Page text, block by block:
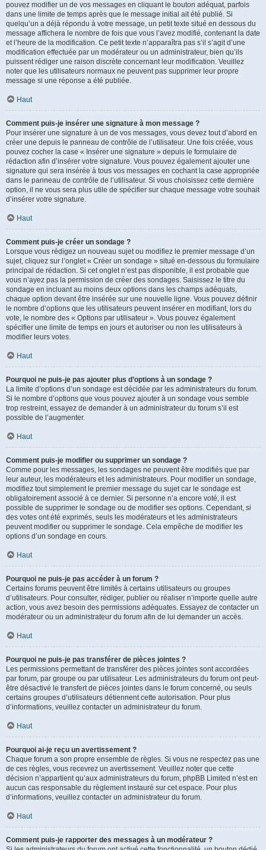
pouvez modifier un de vos messages en cliquant le bouton adéquat, parfois
dans une limite de temps après que le message initial ait été publié. Si
quelqu’un a déjà répondu à votre message, un petit texte situé en dessous du
message affichera le nombre de fois que vous l’avez modifié, contenant la date
et l’heure de la modification. Ce petit texte n’apparaîtra pas s’il s’agit d’une
modification effectuée par un modérateur ou un administrateur, bien qu’ils
puissent rédiger une raison discrète concernant leur modification. Veuillez
noter que les utilisateurs normaux ne peuvent pas supprimer leur propre
message si une réponse a été publiée.
Haut
Comment puis-je insérer une signature à mon message ?
Pour insérer une signature à un de vos messages, vous devez tout d’abord en
créer une depuis le panneau de contrôle de l’utilisateur. Une fois créée, vous
pouvez cocher la case « Insérer une signature » depuis le formulaire de
rédaction afin d’insérer votre signature. Vous pouvez également ajouter une
signature qui sera insérée à tous vos messages en cochant la case appropriée
dans le panneau de contrôle de l’utilisateur. Si vous choisissez cette dernière
option, il ne vous sera plus utile de spécifier sur chaque message votre souhait
d’insérer votre signature.
Haut
Comment puis-je créer un sondage ?
Lorsque vous rédigez un nouveau sujet ou modifiez le premier message d’un
sujet, cliquez sur l’onglet « Créer un sondage » situé en-dessous du formulaire
principal de rédaction. Si cet onglet n’est pas disponible, il est probable que
vous n’ayez pas la permission de créer des sondages. Saisissez le titre du
sondage en incluant au moins deux options dans les champs adéquats,
chaque option devant être insérée sur une nouvelle ligne. Vous pouvez définir
le nombre d’options que les utilisateurs peuvent insérer en modifiant, lors du
vote, le nombre des « Options par utilisateur ». Vous pouvez également
spécifier une limite de temps en jours et autoriser ou non les utilisateurs à
modifier leurs votes.
Haut
Pourquoi ne puis-je pas ajouter plus d’options à un sondage ?
La limite d’options d’un sondage est décidée par les administrateurs du forum.
Si le nombre d’options que vous pouvez ajouter à un sondage vous semble
trop restreint, essayez de demander à un administrateur du forum s’il est
possible de l’augmenter.
Haut
Comment puis-je modifier ou supprimer un sondage ?
Comme pour les messages, les sondages ne peuvent être modifiés que par
leur auteur, les modérateurs et les administrateurs. Pour modifier un sondage,
modifiez tout simplement le premier message du sujet car le sondage est
obligatoirement associé à ce dernier. Si personne n’a encore voté, il est
possible de supprimer le sondage ou de modifier ses options. Cependant, si
des votes ont été exprimés, seuls les modérateurs et les administrateurs
peuvent modifier ou supprimer le sondage. Cela empêche de modifier les
options d’un sondage en cours.
Haut
Pourquoi ne puis-je pas accéder à un forum ?
Certains forums peuvent être limités à certains utilisateurs ou groupes
d’utilisateurs. Pour consulter, rédiger, publier ou réaliser n’importe quelle autre
action, vous avez besoin des permissions adéquates. Essayez de contacter un
modérateur ou un administrateur du forum afin de lui demander un accès.
Haut
Pourquoi ne puis-je pas transférer de pièces jointes ?
Les permissions permettant de transférer des pièces jointes sont accordées
par forum, par groupe ou par utilisateur. Les administrateurs du forum ont peut-
être désactivé le transfert de pièces jointes dans le forum concerné, ou seuls
certains groupes d’utilisateurs détiennent cette autorisation. Pour plus
d’informations, veuillez contacter un administrateur du forum.
Haut
Pourquoi ai-je reçu un avertissement ?
Chaque forum a son propre ensemble de règles. Si vous ne respectez pas une
de ces règles, vous recevrez un avertissement. Veuillez noter que cette
décision n’appartient qu’aux administrateurs du forum, phpBB Limited n’est en
aucun cas responsable du règlement instauré sur cet espace. Pour plus
d’informations, veuillez contacter un administrateur du forum.
Haut
Comment puis-je rapporter des messages à un modérateur ?